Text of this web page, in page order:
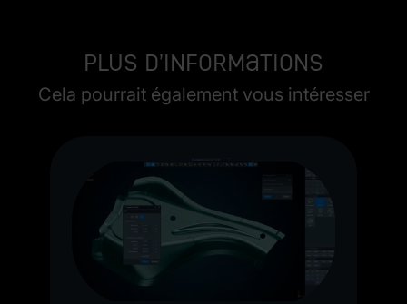
Plus d’informations
Cela pourrait également vous intéresser